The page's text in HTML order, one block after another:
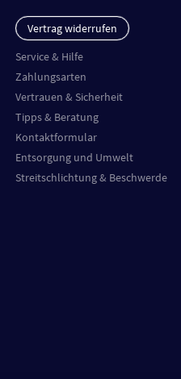
Vertrag widerrufen
Service & Hilfe
Zahlungsarten
Vertrauen & Sicherheit
Tipps & Beratung
Kontaktformular
Entsorgung und Umwelt
Streitschlichtung & Beschwerde